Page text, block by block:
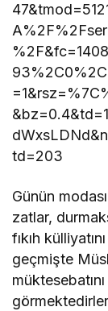
td=203
Günün
zatlar,
fıkıh
geçmişte